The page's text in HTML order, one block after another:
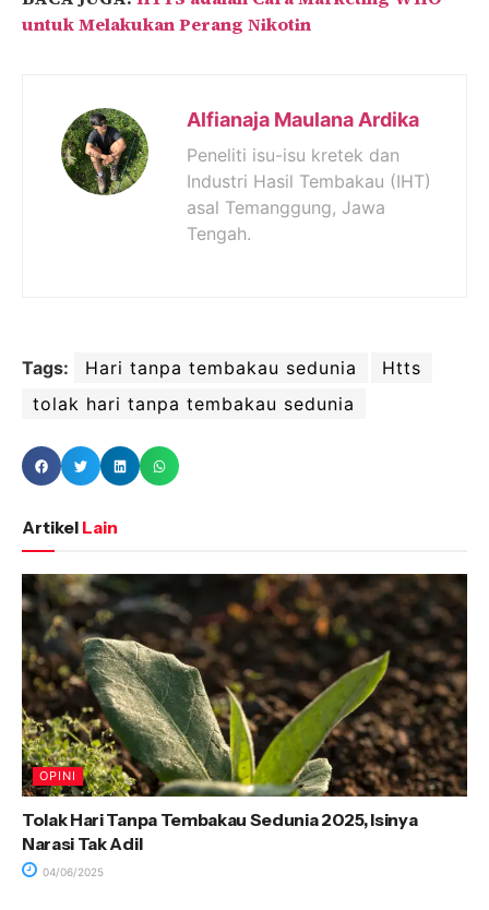
untuk Melakukan Perang Nikotin
Alfianaja Maulana Ardika
Peneliti isu-isu kretek dan
Industri Hasil Tembakau (IHT)
asal Temanggung, Jawa
Tengah.
Tags: Hari tanpa tembakau sedunia
Htts
tolak hari tanpa tembakau sedunia
Artikel Lain
OPINI
Tolak Hari Tanpa Tembakau Sedunia 2025, Isinya
Narasi Tak Adil
04/06/2025